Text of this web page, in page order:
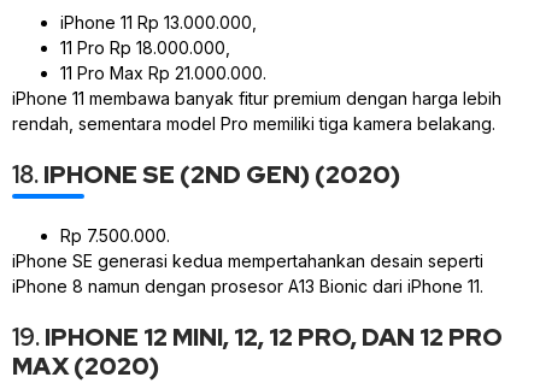
iPhone 11 Rp 13.000.000,
11 Pro Rp 18.000.000,
11 Pro Max Rp 21.000.000.
iPhone 11 membawa banyak fitur premium dengan harga lebih
rendah, sementara model Pro memiliki tiga kamera belakang.
18.IPHONE SE (2ND GEN) (2020)
Rp 7.500.000.
iPhone SE generasi kedua mempertahankan desain seperti
iPhone 8 namun dengan prosesor A13 Bionic dari iPhone 11.
19.IPHONE 12 MINI, 12, 12 PRO, DAN 12 PRO
MAX (2020)